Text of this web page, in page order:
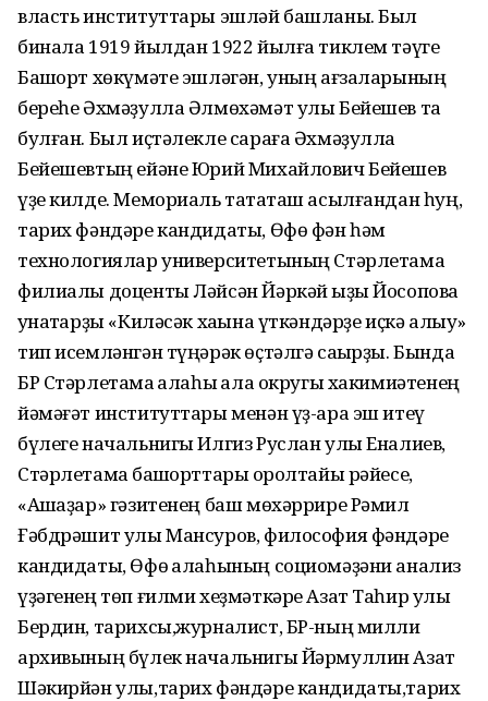
власть институттары эшләй башланы. Был
бинала 1919 йылдан 1922 йылға тиклем тәүге
Башҡорт хөкүмәте эшләгән, уның ағзаларының
береһе Әхмәҙулла Әлмөхәмәт улы Бейешев та
булған. Был иҫтәлекле сараға Әхмәҙулла
Бейешевтың ейәне Юрий Михайлович Бейешев
үҙе килде. Мемориаль таҡтаташ асылғандан һуң,
тарих фәндәре кандидаты, Өфө фән һәм
технологиялар университетының Стәрлетамаҡ
филиалы доценты Ләйсән Йәркәй ҡыҙы Йосопова
ҡунаҡтарҙы «Киләсәк хаҡына үткәндәрҙе иҫкә алыу»
тип исемләнгән түңәрәк өҫтәлгә саҡырҙы. Бында
БР Стәрлетамаҡ ҡалаһы ҡала округы хакимиәтенең
йәмәғәт институттары менән үҙ-ара эш итеү
бүлеге начальнигы Илгиз Руслан улы Еналиев,
Стәрлетамаҡ башҡорттары ҡоролтайы рәйесе,
«Ашҡаҙар» гәзитенең баш мөхәррире Рәмил
Ғәбдрәшит улы Мансуров, философия фәндәре
кандидаты, Өфө ҡалаһының социомәҙәни анализ
үҙәгенең төп ғилми хеҙмәткәре Азат Таһир улы
Бердин, тарихсы,журналист, БР-ның милли
архивының бүлек начальнигы Йәрмуллин Азат
Шәкирйән улы,тарих фәндәре кандидаты,тарих